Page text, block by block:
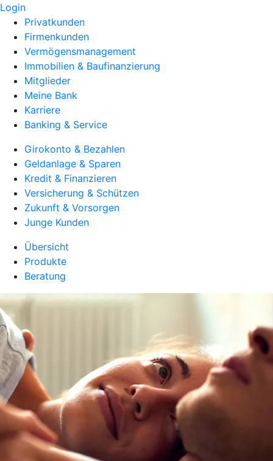
Login
Privatkunden
Firmenkunden
Vermögensmanagement
Immobilien & Baufinanzierung
Mitglieder
Meine Bank
Karriere
Banking & Service
Girokonto & Bezahlen
Geldanlage & Sparen
Kredit & Finanzieren
Versicherung & Schützen
Zukunft & Vorsorgen
Junge Kunden
Übersicht
Produkte
Beratung